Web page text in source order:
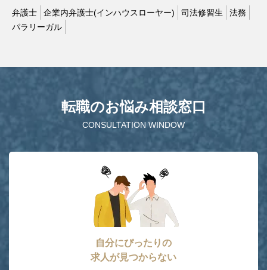
弁護士 企業内弁護士(インハウスローヤー) 司法修習生
法務
パラリーガル
CONSULTATION WINDOW
転職のお悩み相談窓口
自分にぴったりの
求人が見つからない